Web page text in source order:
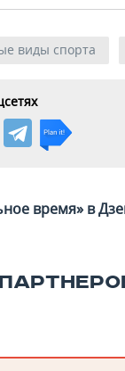
виды спорта
время» в